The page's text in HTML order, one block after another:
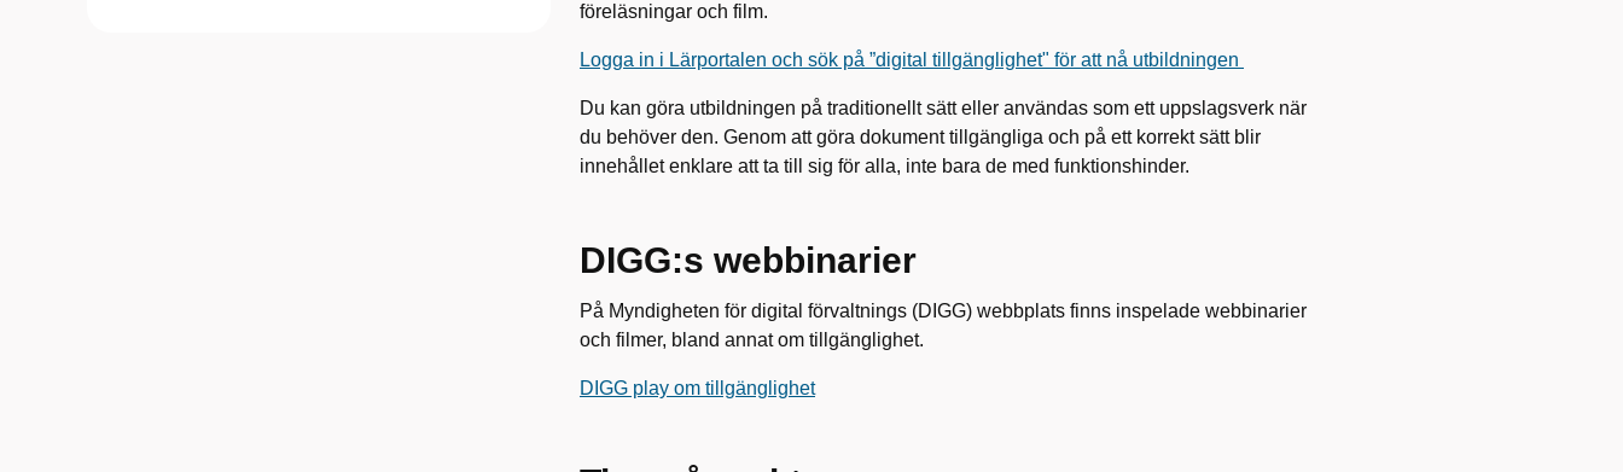
föreläsningar och film.
Logga in i Lärportalen och sök på ”digital tillgänglighet" för att nå utbildningen
Du kan göra utbildningen på traditionellt sätt eller användas som ett uppslagsverk när
du behöver den. Genom att göra dokument tillgängliga och på ett korrekt sätt blir
innehållet enklare att ta till sig för alla, inte bara de med funktionshinder.
DIGG:s webbinarier
På Myndigheten för digital förvaltnings (DIGG) webbplats finns inspelade webbinarier
och filmer, bland annat om tillgänglighet.
DIGG play om tillgänglighet